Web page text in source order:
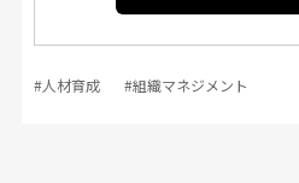
#人材育成 #組織マネジメント